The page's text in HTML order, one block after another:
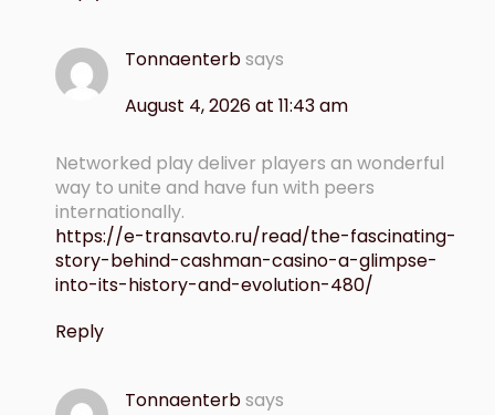
Tonnaenterbsays
August 4, 2026 at 11:43 am
Networked play deliver players an wonderful
way to unite and have fun with peers
internationally.
https://e-transavto.ru/read/the-fascinating-
story-behind-cashman-casino-a-glimpse-
into-its-history-and-evolution-480/
Reply
Tonnaenterbsays